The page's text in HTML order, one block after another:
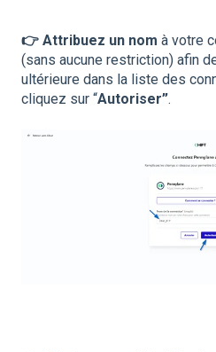
👉 Attribuez un nom à votre
(sans aucune restriction) afin
ultérieure dans la liste des
cliquez sur “Autoriser”.